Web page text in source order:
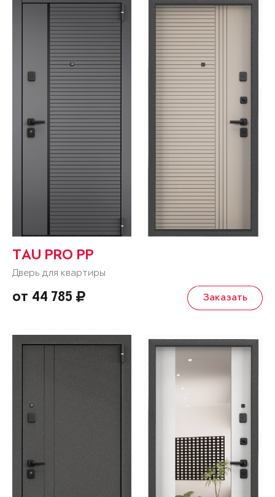
TAU PRO PP
Дверь для квартиры
от 44 785 Заказать